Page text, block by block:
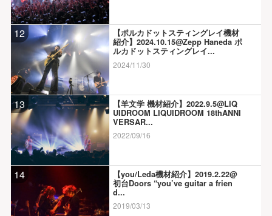
12
【ポルカドットスティングレイ機材
紹介】2024.10.15@Zepp Haneda ポ
ルカドットスティングレイ...
2024/11/30
13
【羊文学 機材紹介】2022.9.5@LIQ
UIDROOM LIQUIDROOM 18thANNI
VERSAR...
2022/09/16
14
【you/Leda機材紹介】2019.2.22@
初台Doors “you’ve guitar a frien
d...
2019/03/13